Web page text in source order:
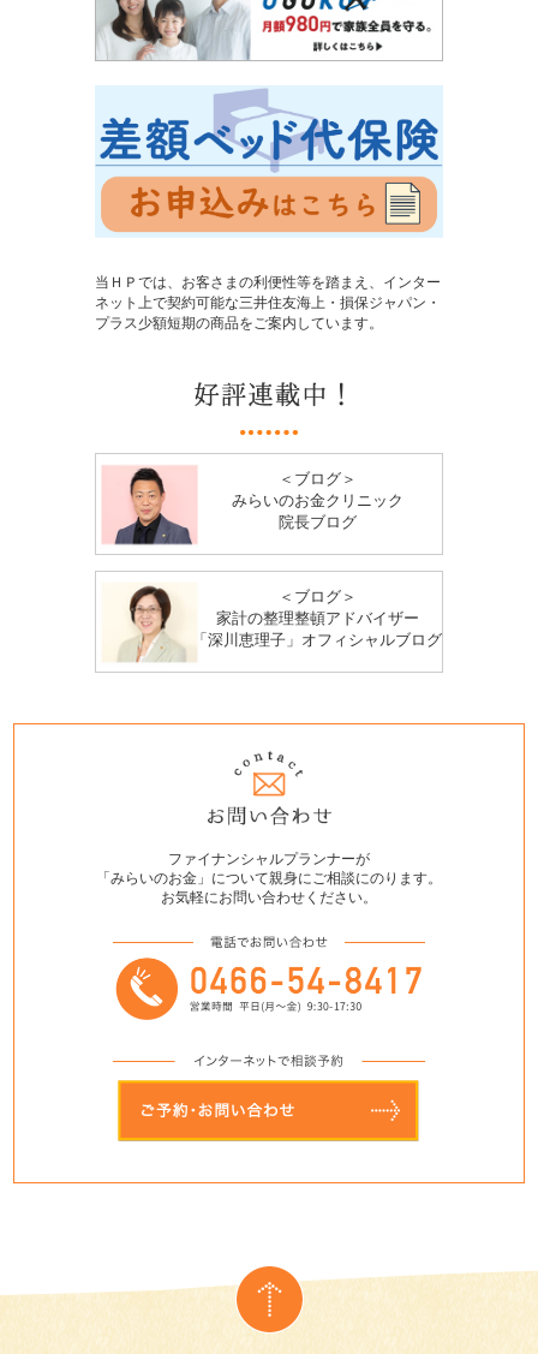
当ＨＰでは、お客さまの利便性等を踏まえ、インター
ネット上で契約可能な三井住友海上・損保ジャパン・
プラス少額短期の商品をご案内しています。
＜ブログ＞
みらいのお金クリニック
院長ブログ
＜ブログ＞
家計の整理整頓アドバイザー
「深川恵理子」オフィシャルブログ
ファイナンシャルプランナーが
「みらいのお金」について親身にご相談にのります。
お気軽にお問い合わせください。